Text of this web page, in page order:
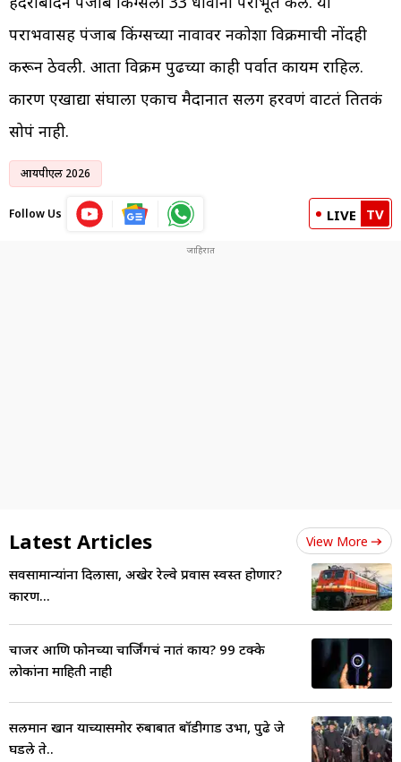
पराभवासह पंजाब किंग्सच्या नावावर नकोशा विक्रमाची नोंदही
करून ठेवली. आता विक्रम पुढच्या काही पर्वात कायम राहिल.
कारण एखाद्या संघाला एकाच मैदानात सलग हरवणं वाटतं तितकं
सोपं नाही.
आयपीएल 2026
Follow Us LIVE TV
Latest Articles View More
सर्वसामान्यांना दिलासा, अखेर रेल्वे प्रवास स्वस्त होणार?
कारण...
चार्जर आणि फोनच्या चार्जिंगचं नातं काय? 99 टक्के
लोकांना माहिती नाही
सलमान खान याच्यासमोर रुबाबात बॉडीगार्ड उभा, पुढे जे
घडले ते..